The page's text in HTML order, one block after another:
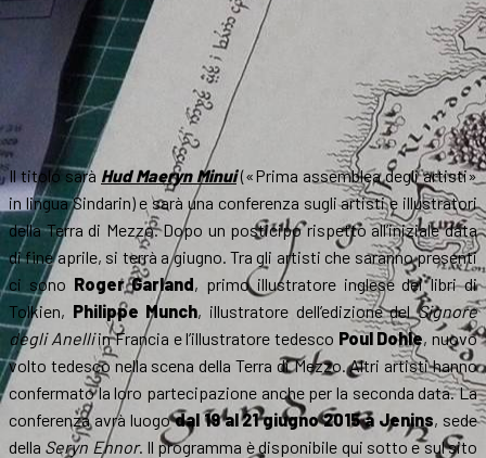
Il titolo sarà Hud Maeryn Minui(«Prima assemblea degli artisti»
in lingua Sindarin) e sarà una conferenza sugli artisti e illustratori
della Terra di Mezzo. Dopo un posticipo rispetto all’iniziale data
di fine aprile, si terrà a giugno. Tra gli artisti che saranno presenti
ci sono Roger Garland, primo illustratore inglese dei libri di
Tolkien, Philippe Munch, illustratore dell’edizione delSignore
degli Anelliin Francia e l’illustratore tedesco Poul Dohle, nuovo
volto tedesco nella scena della Terra di Mezzo. Altri artisti hanno
confermato la loro partecipazione anche per la seconda data. La
conferenza avrà luogodal 19 al 21 giugno 2015 a Jenins, sede
della Seryn Ennor. Il programma è disponibile qui sotto e sul sito